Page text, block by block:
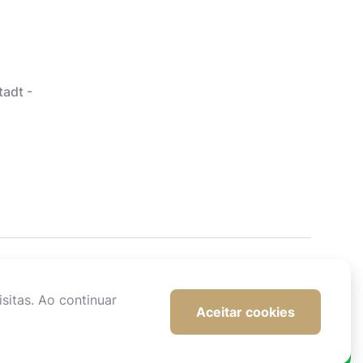
-
Ao continuar
Aceitar cookies